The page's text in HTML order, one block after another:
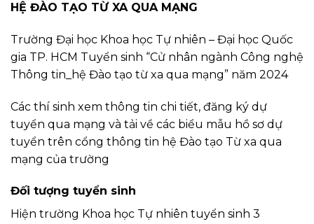
HỆ ĐÀO TẠO TỪ XA QUA MẠNG
Trường Đại học Khoa học Tự nhiên – Đại học Quốc
gia TP. HCM Tuyển sinh “Cử nhân ngành Công nghệ
Thông tin_hệ Đào tạo từ xa qua mạng” năm 2024
Các thí sinh xem thông tin chi tiết, đăng ký dự
tuyển qua mạng và tải về các biểu mẫu hồ sơ dự
tuyển trên cổng thông tin hệ Đào tạo Từ xa qua
mạng của trường
Đối tượng tuyển sinh
Hiện trường Khoa học Tự nhiên tuyển sinh 3